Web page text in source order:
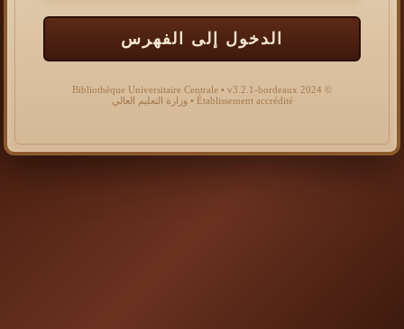
الدخول إلى الفهرس
© 2024 Bibliothèque Universitaire Centrale • v3.2.1-bordeaux
Établissement accrédité • وزارة التعليم العالي